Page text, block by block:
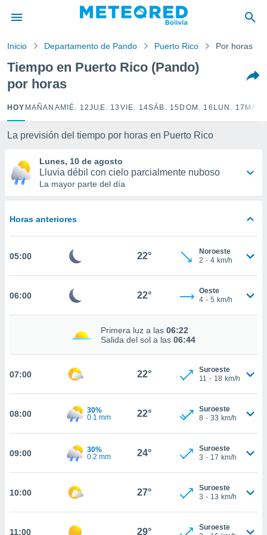
ha
por
para
que se
calidad.
a este
las
y
forma
digital
seguir
la
todas
nuestros
análisis
así como
en
Inicio Departamento de Pando Puerto Rico Por horas
Tiempo en Puerto Rico (Pando)
por horas
HOY MAÑANA MIÉ. 12JUE. 13 VIE. 14SÁB. 15 DOM. 16 LUN. 17
La previsión del tiempo por horas en Puerto Rico
Lunes, 10 de agosto
Lluvia débil con cielo parcialmente nuboso
La mayor parte del día
Horas anteriores
05:00 22°
Noroeste
2 - 4 km/h
06:00 22°
Oeste
4 - 5 km/h
Primera luz a las 06:22
Salida del sol a las 06:44
07:00 22°
Suroeste
11 - 18 km/h
08:00
30%
0.1 mm
22°
Suroeste
8 - 33 km/h
09:00
30%
0.2 mm
24°
Suroeste
3 - 17 km/h
10:00 27°
Suroeste
3 - 13 km/h
11:00 29°
Suroeste